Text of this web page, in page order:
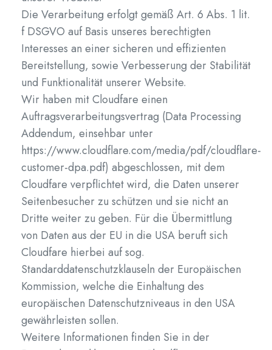
Die Verarbeitung erfolgt gemäß Art. 6 Abs. 1 lit.
f DSGVO auf Basis unseres berechtigten
Interesses an einer sicheren und effizienten
Bereitstellung, sowie Verbesserung der Stabilität
und Funktionalität unserer Website.
Wir haben mit Cloudfare einen
Auftragsverarbeitungsvertrag (Data Processing
Addendum, einsehbar unter
https://www.cloudflare.com/media/pdf/cloudflare-
customer-dpa.pdf) abgeschlossen, mit dem
Cloudfare verpflichtet wird, die Daten unserer
Seitenbesucher zu schützen und sie nicht an
Dritte weiter zu geben. Für die Übermittlung
von Daten aus der EU in die USA beruft sich
Cloudfare hierbei auf sog.
Standarddatenschutzklauseln der Europäischen
Kommission, welche die Einhaltung des
europäischen Datenschutzniveaus in den USA
gewährleisten sollen.
Weitere Informationen finden Sie in der